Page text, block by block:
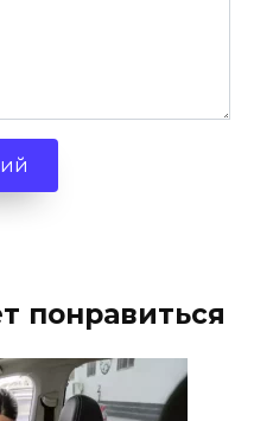
понравиться